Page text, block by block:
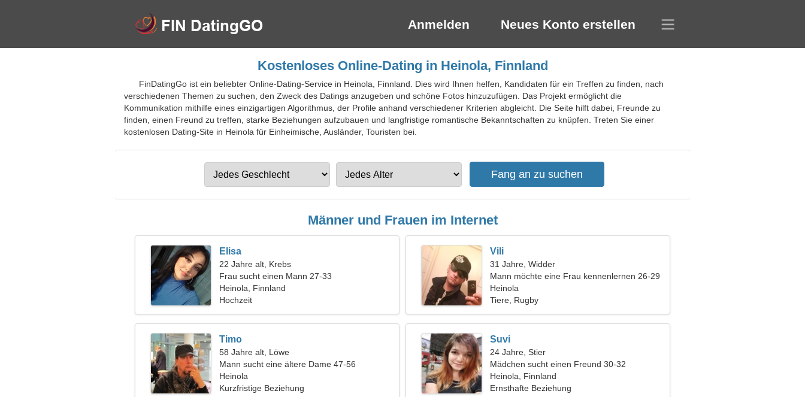
Anmelden Neues Konto erstellen
Kostenloses Online-Dating in Heinola, Finnland
FinDatingGo ist ein beliebter Online-Dating-Service in Heinola, Finnland. Dies wird Ihnen helfen, Kandidaten für ein Treffen zu finden, nach
verschiedenen Themen zu suchen, den Zweck des Datings anzugeben und schöne Fotos hinzuzufügen. Das Projekt ermöglicht die
Kommunikation mithilfe eines einzigartigen Algorithmus, der Profile anhand verschiedener Kriterien abgleicht. Die Seite hilft dabei, Freunde zu
finden, einen Freund zu treffen, starke Beziehungen aufzubauen und langfristige romantische Bekanntschaften zu knüpfen. Treten Sie einer
kostenlosen Dating-Site in Heinola für Einheimische, Ausländer, Touristen bei.
Männer und Frauen im Internet
Elisa
22 Jahre alt, Krebs
Frau sucht einen Mann 27-33
Heinola, Finnland
Hochzeit
Vili
31 Jahre, Widder
Mann möchte eine Frau kennenlernen 26-29
Heinola
Tiere, Rugby
Timo
58 Jahre alt, Löwe
Mann sucht eine ältere Dame 47-56
Heinola
Kurzfristige Beziehung
Suvi
24 Jahre, Stier
Mädchen sucht einen Freund 30-32
Heinola, Finnland
Ernsthafte Beziehung